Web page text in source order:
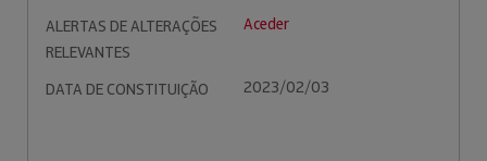
ALERTAS DE ALTERAÇÕES
RELEVANTES
Aceder
DATA DE CONSTITUIÇÃO 2023/02/03